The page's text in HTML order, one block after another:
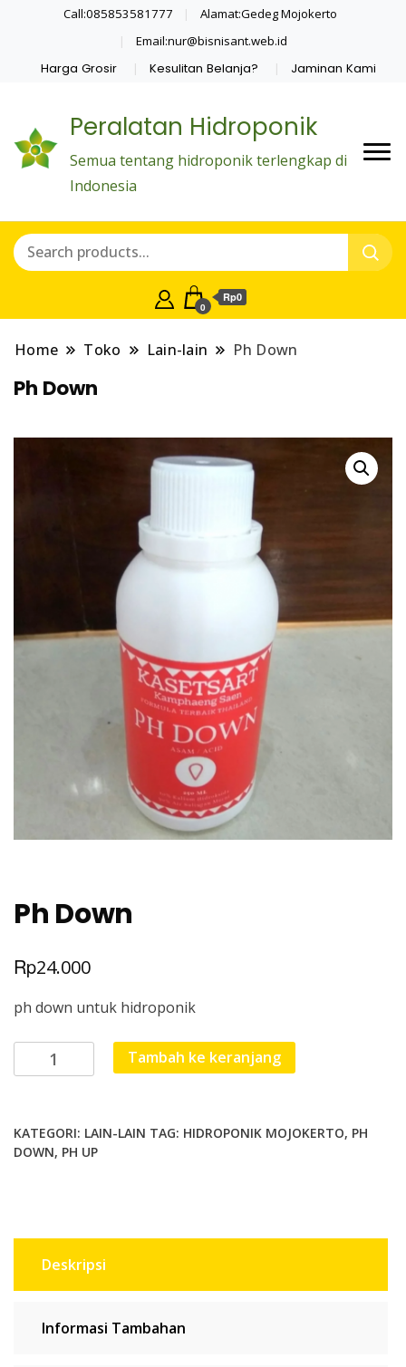
Call:085853581777
Alamat:Gedeg Mojokerto
Email:nur@bisnisant.web.id
Harga Grosir Kesulitan Belanja? Jaminan Kami
Peralatan Hidroponik
Semua tentang hidroponik terlengkap di
Indonesia
0
Rp0
Home Toko Lain-lain Ph Down
Ph Down
Ph Down
Rp24.000
ph down untuk hidroponik
Kuantitas
Ph
Tambah ke keranjang
KATEGORI: LAIN-LAIN TAG: HIDROPONIK MOJOKERTO, PH
DOWN, PH UP
Deskripsi
Informasi Tambahan